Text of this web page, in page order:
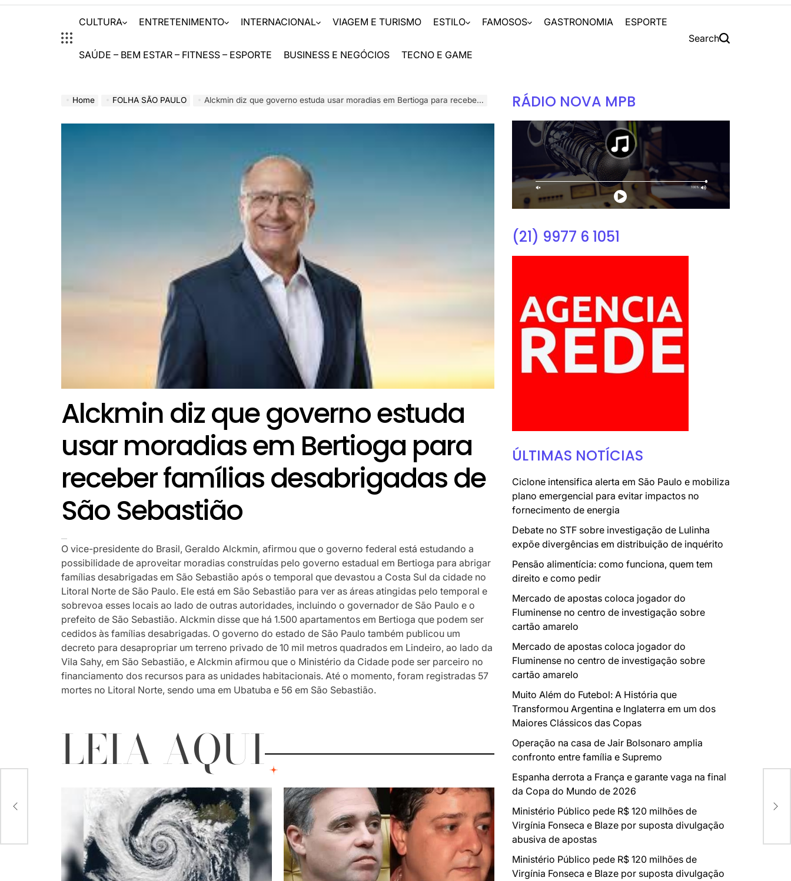
CULTURA ENTRETENIMENTO INTERNACIONAL VIAGEM E TURISMO ESTILO FAMOSOS GASTRONOMIA ESPORTE
SAÚDE – BEM ESTAR – FITNESS – ESPORTE BUSINESS E NEGÓCIOS TECNO E GAME
Search
Home FOLHA SÃO PAULO Alckmin diz que governo estuda usar moradias em Bertioga para receber famílias desabrigadas de São Sebastião
Alckmin diz que governo estuda
usar moradias em Bertioga para
receber famílias desabrigadas de
São Sebastião
O vice-presidente do Brasil, Geraldo Alckmin, afirmou que o governo federal está estudando a
possibilidade de aproveitar moradias construídas pelo governo estadual em Bertioga para abrigar
famílias desabrigadas em São Sebastião após o temporal que devastou a Costa Sul da cidade no
Litoral Norte de São Paulo. Ele está em São Sebastião para ver as áreas atingidas pelo temporal e
sobrevoa esses locais ao lado de outras autoridades, incluindo o governador de São Paulo e o
prefeito de São Sebastião. Alckmin disse que há 1.500 apartamentos em Bertioga que podem ser
cedidos às famílias desabrigadas. O governo do estado de São Paulo também publicou um
decreto para desapropriar um terreno privado de 10 mil metros quadrados em Lindeiro, ao lado da
Vila Sahy, em São Sebastião, e Alckmin afirmou que o Ministério da Cidade pode ser parceiro no
financiamento dos recursos para as unidades habitacionais. Até o momento, foram registradas 57
mortes no Litoral Norte, sendo uma em Ubatuba e 56 em São Sebastião.
LEIA AQUI
RÁDIO NOVA MPB
(21) 9977 6 1051
ÚLTIMAS NOTÍCIAS
Ciclone intensifica alerta em São Paulo e mobiliza
plano emergencial para evitar impactos no
fornecimento de energia
Debate no STF sobre investigação de Lulinha
expõe divergências em distribuição de inquérito
Pensão alimentícia: como funciona, quem tem
direito e como pedir
Mercado de apostas coloca jogador do
Fluminense no centro de investigação sobre
cartão amarelo
Mercado de apostas coloca jogador do
Fluminense no centro de investigação sobre
cartão amarelo
Muito Além do Futebol: A História que
Transformou Argentina e Inglaterra em um dos
Maiores Clássicos das Copas
Operação na casa de Jair Bolsonaro amplia
confronto entre família e Supremo
Espanha derrota a França e garante vaga na final
da Copa do Mundo de 2026
Ministério Público pede R$ 120 milhões de
Virgínia Fonseca e Blaze por suposta divulgação
abusiva de apostas
Ministério Público pede R$ 120 milhões de
Virgínia Fonseca e Blaze por suposta divulgação